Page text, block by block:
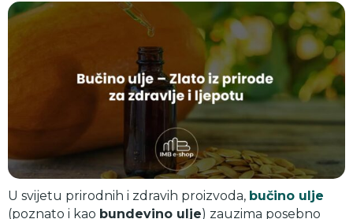
U svijetu prirodnih i zdravih proizvoda, bučino ulje
(poznato i kao bundevino ulje) zauzima posebno